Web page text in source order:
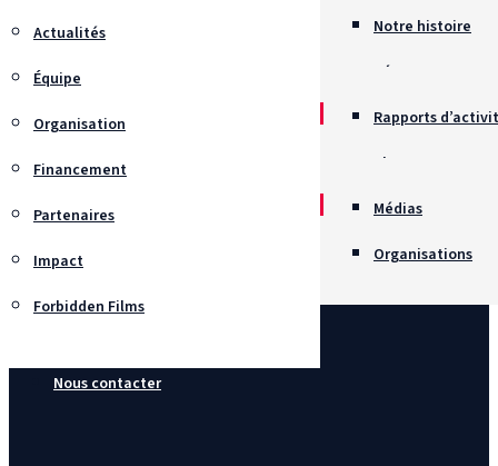
Notre histoire
Récompenses
Actualités
Équipe
Organisation Rapports
Chartes
Recrutement
Financement
Partenaires Médias
Organisations
Impact
Forbidden Films
Nous contacter